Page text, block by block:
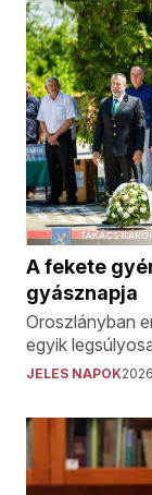
A fekete
gyásznapja
Oroszlányban
egyik
JELES NAPOK